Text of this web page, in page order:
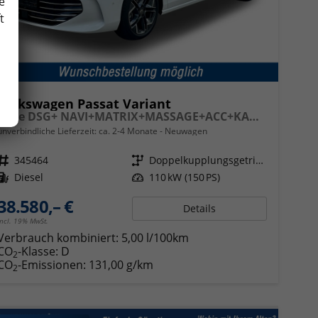
Volkswagen Passat Variant
Style DSG+ NAVI+MATRIX+MASSAGE+ACC+KAMERA
Lieferzeit: ca. 2-4 Monate Neuwagen
Fahrzeugnr. 345464 Getriebe
Doppelkupplungsgetriebe (DSG)
Kraftstoff Diesel Leistung 110 kW (150 PS)
€
19% MwSt.
Details
kombiniert: 5,00 l/100km
2-Klasse: D
2-Emissionen: 131,00 g/km